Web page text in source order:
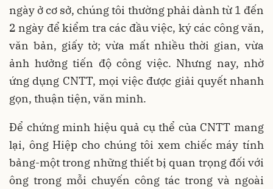
ngày ở cơ sở, chúng tôi thường phải dành từ 1 đến
2 ngày để kiểm tra các đầu việc, ký các công văn,
văn bản, giấy tờ; vừa mất nhiều thời gian, vừa
ảnh hưởng tiến độ công việc. Nhưng nay, nhờ
ứng dụng CNTT, mọi việc được giải quyết nhanh
gọn, thuận tiện, văn minh.
Để chứng minh hiệu quả cụ thể của CNTT mang
lại, ông Hiệp cho chúng tôi xem chiếc máy tính
bảng-một trong những thiết bị quan trọng đối với
ông trong mỗi chuyến công tác trong và ngoài